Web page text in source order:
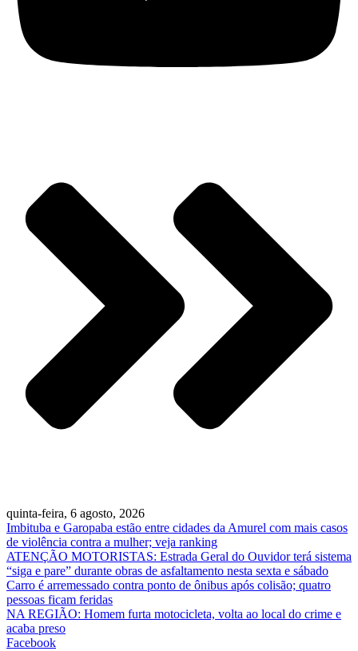
quinta-feira, 6 agosto, 2026
Imbituba e Garopaba estão entre cidades da Amurel com mais casos
de violência contra a mulher; veja ranking
ATENÇÃO MOTORISTAS: Estrada Geral do Ouvidor terá sistema
“siga e pare” durante obras de asfaltamento nesta sexta e sábado
Carro é arremessado contra ponto de ônibus após colisão; quatro
pessoas ficam feridas
NA REGIÃO: Homem furta motocicleta, volta ao local do crime e
acaba preso
Facebook